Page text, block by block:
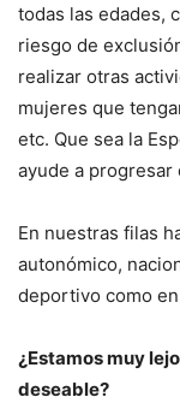
todas las edades,
riesgo de
realizar otras
mujeres que
etc. Que sea la
ayude a progresar
En nuestras filas
autonómico,
deportivo como
¿Estamos muy
deseable?